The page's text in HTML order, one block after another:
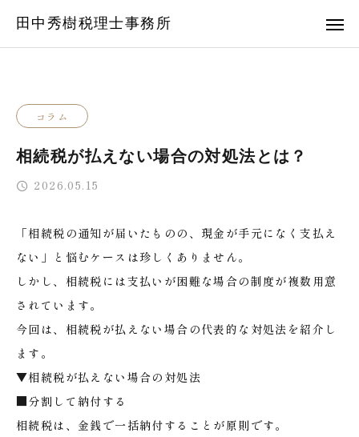
田中秀樹税理士事務所
コラム
相続税が払えない場合の対処法とは？
2026.05.15
「相続税の通知が届いたものの、現金が手元になく支払え
ない」と悩むケースは珍しくありません。
しかし、相続税には支払いが困難な場合の制度が複数用意
されています。
今回は、相続税が払えない場合の代表的な対処法を紹介し
ます。
▼相続税が払えない場合の対処法
■分割して納付する
相続税は、金銭で一括納付することが原則です。